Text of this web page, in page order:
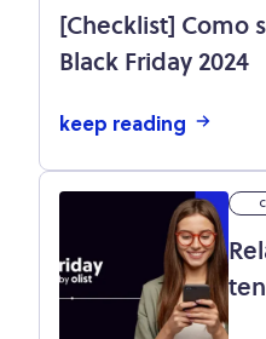
[Checklist] Como
Black Friday 2024
keep reading